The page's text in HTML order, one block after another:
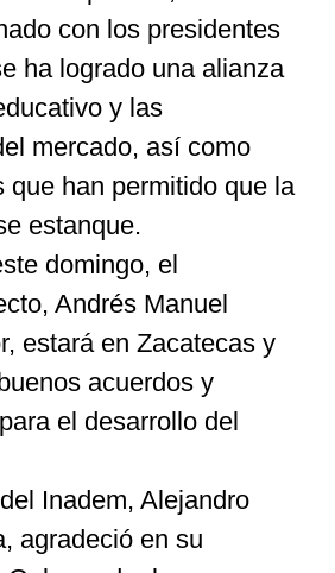
con los presidentes
ha logrado una alianza
y las
mercado, así como
que han permitido que la
estanque.
domingo, el
Andrés Manuel
estará en Zacatecas y
acuerdos y
el desarrollo del
Inadem, Alejandro
agradeció en su